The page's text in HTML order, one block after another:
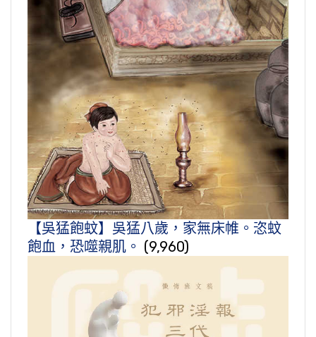
【吳猛飽蚊】吳猛八歲，家無床帷。恣蚊
飽血，恐噬親肌。 (9,960)